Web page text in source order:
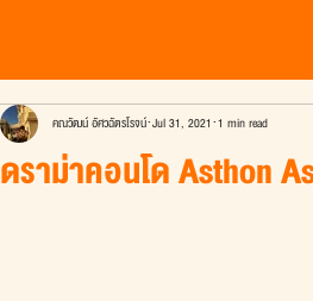
ดราม่าคอนโด Asthon
คณวัฒน์ อัศวฉัตรโรจน์ Jul 31, 2021 1 min read